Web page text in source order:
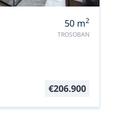
50 m2
TROSOBAN
€206.900